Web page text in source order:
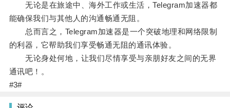
无论是在旅途中、海外工作或生活，Telegram加速器都
能确保我们与其他人的沟通畅通无阻。
总而言之，Telegram加速器是一个突破地理和网络限制
的利器，它帮助我们享受畅通无阻的通讯体验。
无论身处何地，让我们尽情享受与亲朋好友之间的无界
通讯吧！。
#3#